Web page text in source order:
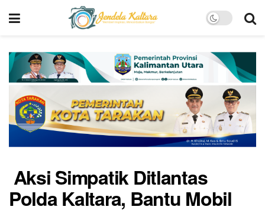
Aksi Simpatik Ditlantas
Polda Kaltara, Bantu Mobil